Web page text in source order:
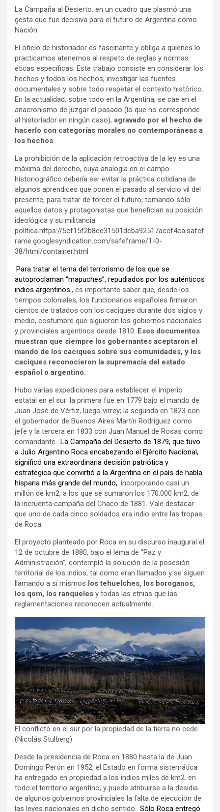
La Campaña al Desierto, en un cuadro que plasmó una
gesta que fue decisiva para el futuro de Argentina como
Nación.
El oficio de historiador es fascinante y obliga a quienes lo
practicamos atenernos al respeto de reglas y normas
éticas específicas. Este trabajo consiste en considerar los
hechos y todos los hechos; investigar las fuentes
documentales y sobre todo respetar el contexto histórico.
En la actualidad, sobre todo en la Argentina, se cae en el
anacronismo de juzgar el pasado (lo que no corresponde
al historiador en ningún caso), agravado por el hecho de
hacerlo con categorías morales no contemporáneas a
los hechos.
La prohibición de la aplicación retroactiva de la ley es una
máxima del derecho, cuya analogía en el campo
historiográfico debería ser evitar la práctica cotidiana de
algunos aprendices que ponen el pasado al servicio vil del
presente, para tratar de torcer el futuro, tomando sólo
aquellos datos y protagonistas que benefician su posición
ideológica y su militancia
política.https://5cf15f2b8ee31501deba92517accf4ca.safef
rame.googlesyndication.com/safeframe/1-0-
38/html/container.html
Para tratar el tema del terrorismo de los que se
autoproclaman “mapuches”, repudiados por los auténticos
indios argentinos , es importante saber que, desde los
tiempos coloniales, los funcionarios españoles firmaron
cientos de tratados con los caciques durante dos siglos y
medio, costumbre que siguieron los gobiernos nacionales
y provinciales argentinos desde 1810. Esos documentos
muestran que siempre los gobernantes aceptaron el
mando de los caciques sobre sus comunidades, y los
caciques reconocieron la supremacía del estado
español o argentino.
Hubo varias expediciones para establecer el imperio
estatal en el sur: la primera fue en 1779 bajo el mando de
Juan José de Vértiz, luego virrey; la segunda en 1823 con
el gobernador de Buenos Aires Martín Rodríguez como
jefe y la tercera en 1833 con Juan Manuel de Rosas como
comandante. La Campaña del Desierto de 1879, que tuvo
a Julio Argentino Roca encabezando el Ejército Nacional,
significó una extraordinaria decisión patriótica y
estratégica que convirtió a la Argentina en el país de habla
hispana más grande del mundo, incorporando casi un
millón de km2, a los que se sumaron los 170.000 km2. de
la incruenta campaña del Chaco de 1881. Vale destacar
que uno de cada cinco soldados era indio entre las tropas
de Roca.
El proyecto planteado por Roca en su discurso inaugural el
12 de octubre de 1880, bajo el lema de “Paz y
Administración”, contempló la solución de la posesión
territorial de los indios, tal como eran llamados y se siguen
llamando a sí mismos los tehuelches, los boroganos,
los qom, los ranqueles y todas las etnias que las
reglamentaciones reconocen actualmente.
El conflicto en el sur por la propiedad de la tierra no cede.
(Nicolás Stulberg)
Desde la presidencia de Roca en 1880 hasta la de Juan
Domingo Perón en 1952, el Estado en forma sistemática
ha entregado en propiedad a los indios miles de km2. en
todo el territorio argentino, y puede atribuirse a la desidia
de algunos gobiernos provinciales la falta de ejecución de
las leyes nacionales en dicho sentido. Sólo Roca entregó